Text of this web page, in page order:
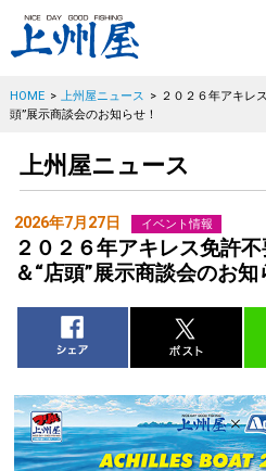
HOME > 上州屋ニュース > ２０２６年アキレ
頭”展示商談会のお知らせ！
上州屋ニュース
2026年7月27日 イベント情報
２０２６年アキレス免許
＆“店頭”展示商談会のお知